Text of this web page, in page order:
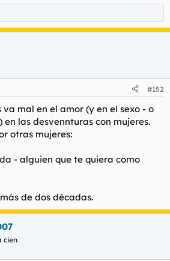
#152
va mal en el amor (y en el sexo - o
en las desvennturas con mujeres.
otras mujeres:
- alguien que te quiera como
de dos décadas.
cien